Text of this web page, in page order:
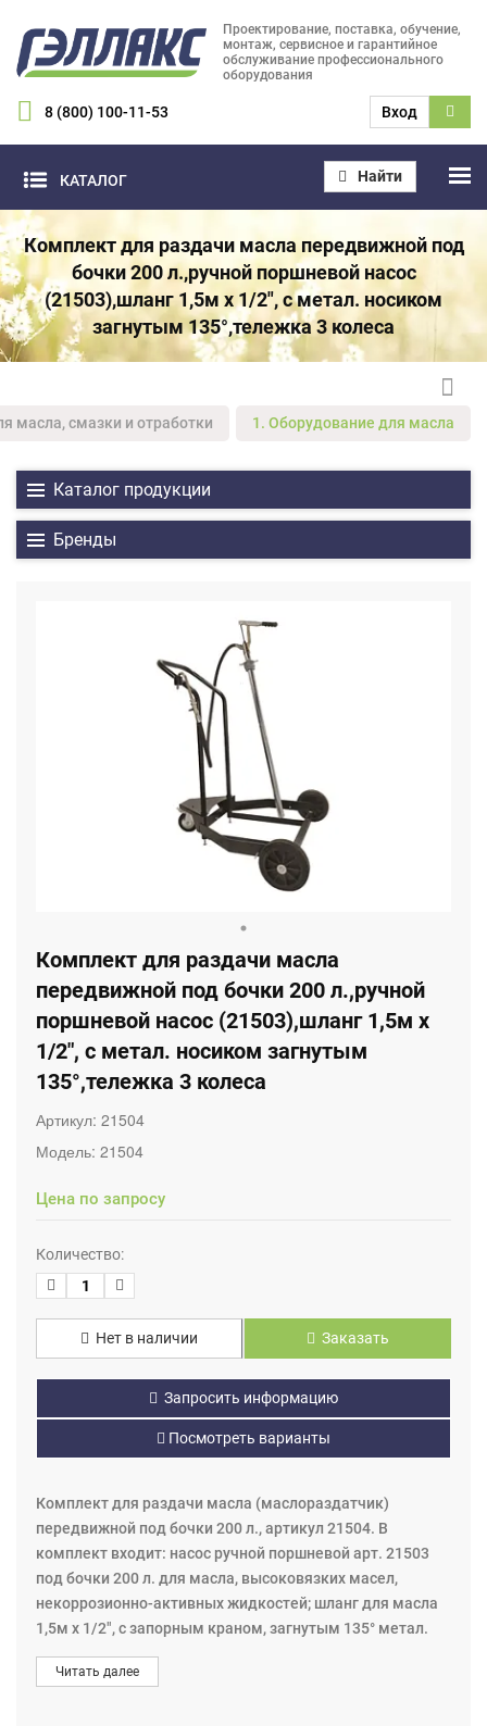
Проектирование, поставка, обучение,
монтаж, сервисное и гарантийное
обслуживание профессионального
оборудования
8 (800) 100-11-53 Вход
КАТАЛОГ Найти
Комплект для раздачи масла передвижной под
бочки 200 л.,ручной поршневой насос
(21503),шланг 1,5м х 1/2", с метал. носиком
загнутым 135°,тележка 3 колеса
масла, смазки и отработки 1. Оборудование для масла
Каталог продукции
Бренды
Комплект для раздачи масла
передвижной под бочки 200 л.,ручной
поршневой насос (21503),шланг 1,5м х
1/2", с метал. носиком загнутым
135°,тележка 3 колеса
Артикул: 21504
Модель: 21504
Цена по запросу
Количество:
Нет в наличии Заказать
Запросить информацию
Посмотреть варианты
Комплект для раздачи масла (маслораздатчик)
передвижной под бочки 200 л., артикул 21504. В
комплект входит: насос ручной поршневой арт. 21503
под бочки 200 л. для масла, высоковязких масел,
некоррозионно-активных жидкостей; шланг для масла
1,5м х 1/2", с запорным краном, загнутым 135° метал.
носиком; тележка с тремя колёсами для бочки.
Читать далее